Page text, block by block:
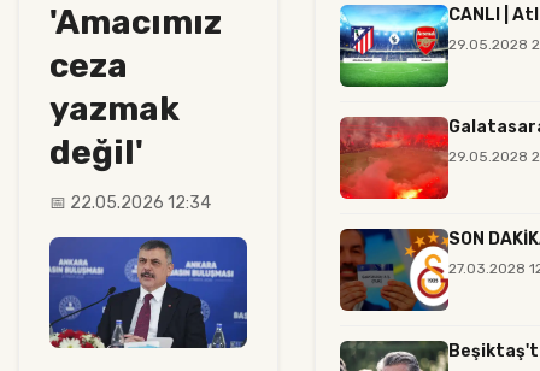
'Amacımız
ceza
yazmak
değil'
📅 22.05.2026 12:34
CANLI |
29.05.2028
29.05.2028
SON
27.03.2028